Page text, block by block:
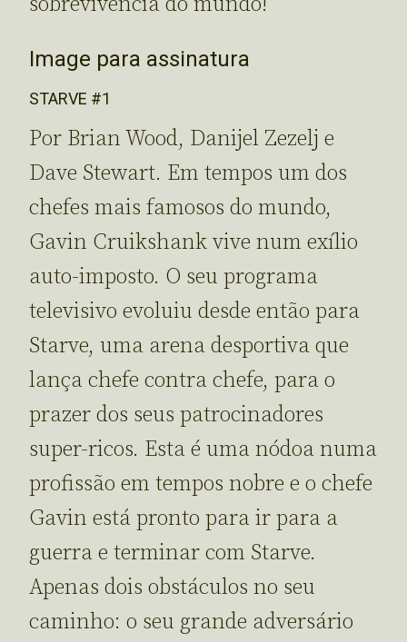
Image para assinatura
STARVE #1
Por Brian Wood, Danijel Zezelj e
Dave Stewart. Em tempos um dos
chefes mais famosos do mundo,
Gavin Cruikshank vive num exílio
auto-imposto. O seu programa
televisivo evoluiu desde então para
Starve, uma arena desportiva que
lança chefe contra chefe, para o
prazer dos seus patrocinadores
super-ricos. Esta é uma nódoa numa
profissão em tempos nobre e o chefe
Gavin está pronto para ir para a
guerra e terminar com Starve.
Apenas dois obstáculos no seu
caminho: o seu grande adversário